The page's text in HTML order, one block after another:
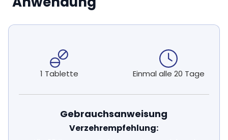
1 Tablette Einmal alle 20 Tage
Gebrauchsanweisung
Verzehrempfehlung: